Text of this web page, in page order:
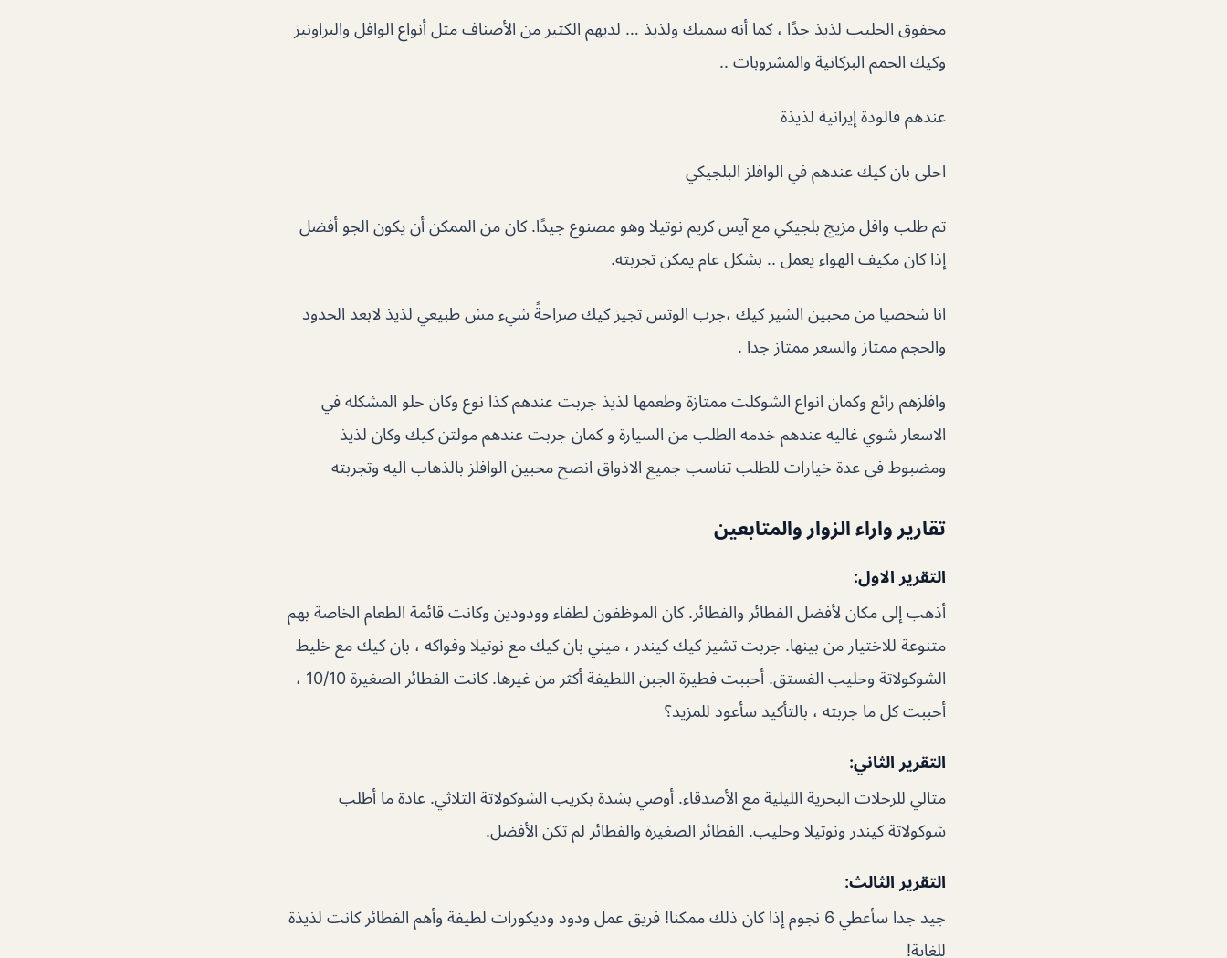
مخفوق الحليب لذيذ جدًا ، كما أنه سميك ولذيذ … لديهم الكثير من الأصناف مثل أنواع الوافل والبراونيز
وكيك الحمم البركانية والمشروبات ..
عندهم فالودة إيرانية لذيذة
احلى بان كيك عندهم في الوافلز البلجيكي
تم طلب وافل مزيج بلجيكي مع آيس كريم نوتيلا وهو مصنوع جيدًا. كان من الممكن أن يكون الجو أفضل
إذا كان مكيف الهواء يعمل .. بشكل عام يمكن تجربته.
انا شخصيا من محبين الشيز كيك ،جرب الوتس تجيز كيك صراحةً شيء مش طبيعي لذيذ لابعد الحدود
والحجم ممتاز والسعر ممتاز جدا .
وافلزهم رائع وكمان انواع الشوكلت ممتازة وطعمها لذيذ جربت عندهم كذا نوع وكان حلو المشكله في
الاسعار شوي غاليه عندهم خدمه الطلب من السيارة و كمان جربت عندهم مولتن كيك وكان لذيذ
ومضبوط في عدة خيارات للطلب تناسب جميع الاذواق انصح محبين الوافلز بالذهاب اليه وتجربته
تقارير واراء الزوار والمتابعين
التقرير الاول:
أذهب إلى مكان لأفضل الفطائر والفطائر. كان الموظفون لطفاء وودودين وكانت قائمة الطعام الخاصة بهم
متنوعة للاختيار من بينها. جربت تشيز كيك كيندر ، ميني بان كيك مع نوتيلا وفواكه ، بان كيك مع خليط
الشوكولاتة وحليب الفستق. أحببت فطيرة الجبن اللطيفة أكثر من غيرها. كانت الفطائر الصغيرة 10/10 ،
أحببت كل ما جربته ، بالتأكيد سأعود للمزيد؟
التقرير الثاني:
مثالي للرحلات البحرية الليلية مع الأصدقاء. أوصي بشدة بكريب الشوكولاتة الثلاثي. عادة ما أطلب
شوكولاتة كيندر ونوتيلا وحليب. الفطائر الصغيرة والفطائر لم تكن الأفضل.
التقرير الثالث:
جيد جدا سأعطي 6 نجوم إذا كان ذلك ممكنا! فريق عمل ودود وديكورات لطيفة وأهم الفطائر كانت لذيذة
للغاية!